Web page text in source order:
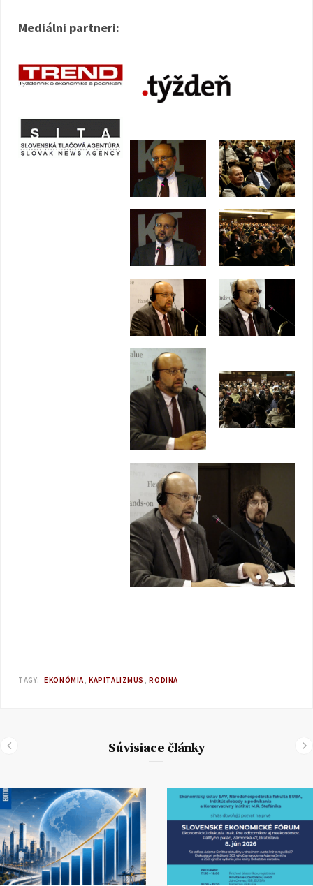
Mediálni partneri:
TAGY: EKONÓMIA KAPITALIZMUS RODINA
Súvisiace články